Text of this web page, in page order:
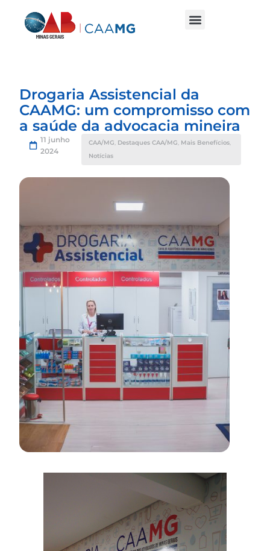
Drogaria Assistencial da
CAAMG: um compromisso com
a saúde da advocacia mineira
11 junho
2024
CAA/MG, Destaques CAA/MG, Mais Benefícios,
Notícias